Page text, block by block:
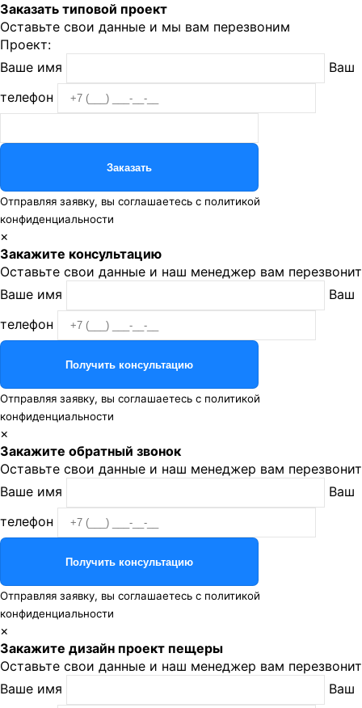
Заказать типовой проект
Оставьте свои данные и мы вам перезвоним
Проект:
Ваше имя
Ваш
телефон
Отправляя заявку, вы соглашаетесь с политикой
конфиденциальности
×
Закажите консультацию
Оставьте свои данные и наш менеджер вам перезвонит
Ваше имя
Ваш
телефон
Отправляя заявку, вы соглашаетесь с политикой
конфиденциальности
×
Закажите обратный звонок
Оставьте свои данные и наш менеджер вам перезвонит
Ваше имя
Ваш
телефон
Отправляя заявку, вы соглашаетесь с политикой
конфиденциальности
×
Закажите дизайн проект пещеры
Оставьте свои данные и наш менеджер вам перезвонит
Ваше имя
Ваш